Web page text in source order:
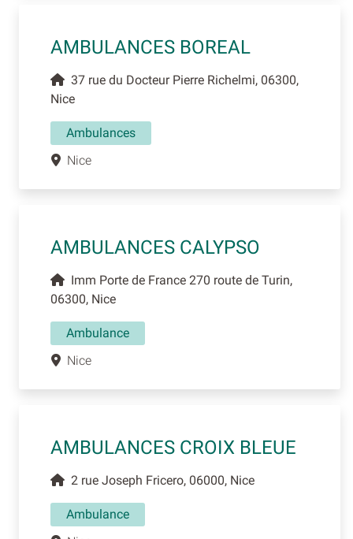
AMBULANCES BOREAL
37 rue du Docteur Pierre Richelmi, 06300,
Nice
Ambulances
Nice
AMBULANCES CALYPSO
Imm Porte de France 270 route de Turin,
06300, Nice
Ambulance
Nice
AMBULANCES CROIX BLEUE
2 rue Joseph Fricero, 06000, Nice
Ambulance